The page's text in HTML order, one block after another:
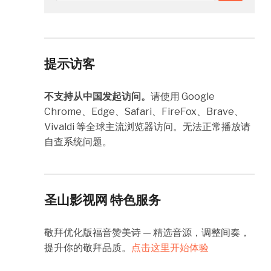
提示访客
不支持从中国发起访问。 请使用 Google
Chrome、Edge、Safari、FireFox、Brave、
Vivaldi 等全球主流浏览器访问。无法正常播放请
自查系统问题。
圣山影视网 特色服务
敬拜优化版福音赞美诗 — 精选音源，调整间奏，
提升你的敬拜品质。
点击这里开始体验